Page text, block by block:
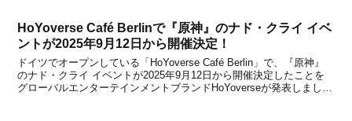
HoYoverse Café Berlinで『原神』のナド・クライ イベ
ントが2025年9月12日から開催決定！
ドイツでオープンしている「HoYoverse Café Berlin」で、『原神』
のナド・クライ イベントが2025年9月12日から開催決定したことを
グローバルエンターテインメントブランドHoYoverseが発表しまし